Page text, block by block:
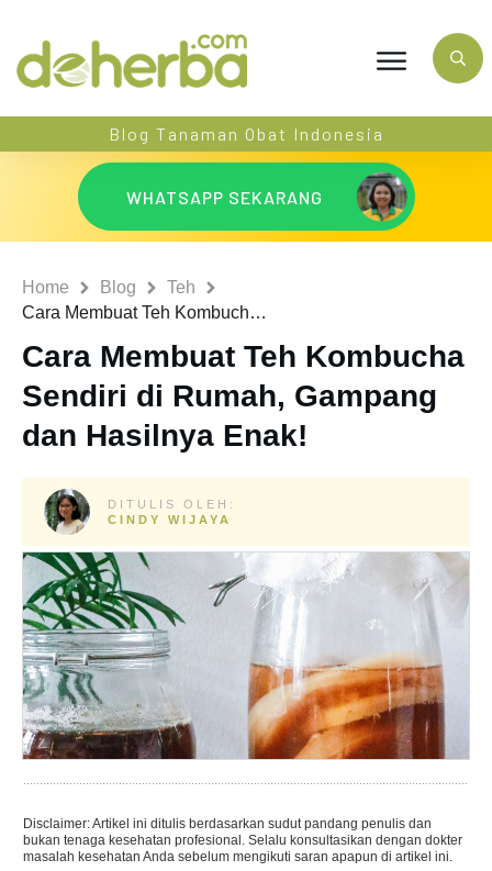
Blog Tanaman Obat Indonesia
WHATSAPP SEKARANG
Home Blog
Teh
Cara Membuat Teh Kombucha Sendiri di Rumah, Gampang dan Hasilnya Enak!
Cara Membuat Teh Kombucha
Sendiri di Rumah, Gampang
dan Hasilnya Enak!
DITULIS OLEH:
CINDY WIJAYA
Disclaimer: Artikel ini ditulis berdasarkan sudut pandang penulis dan
bukan tenaga kesehatan profesional. Selalu konsultasikan dengan dokter
masalah kesehatan Anda sebelum mengikuti saran apapun di artikel ini.